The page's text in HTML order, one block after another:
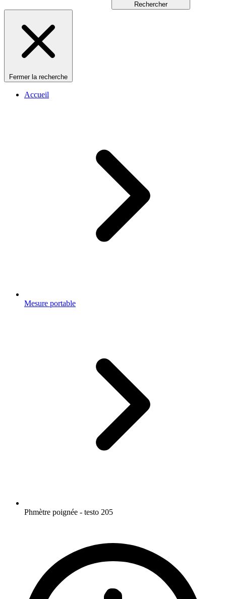
Rechercher
Fermer la recherche
Accueil
Mesure portable
Phmètre poignée - testo 205